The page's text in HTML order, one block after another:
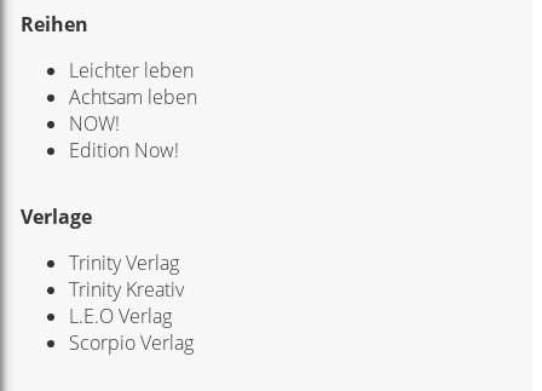
Reihen
Leichter leben
Achtsam leben
NOW!
Edition Now!
Verlage
Trinity Verlag
Trinity Kreativ
L.E.O Verlag
Scorpio Verlag